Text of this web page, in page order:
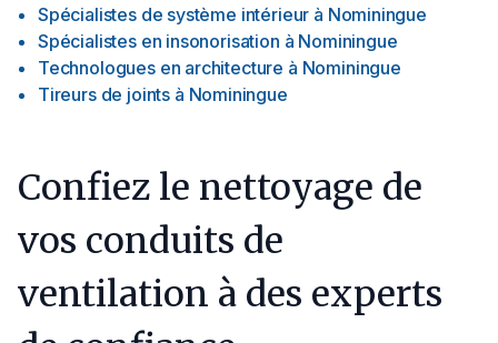
Spécialistes de système intérieur à Nominingue
Spécialistes en insonorisation à Nominingue
Technologues en architecture à Nominingue
Tireurs de joints à Nominingue
Confiez le nettoyage de
vos conduits de
ventilation à des experts